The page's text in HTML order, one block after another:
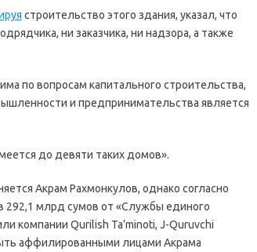
строительство этого здания, указал, что
ни заказчика, ни надзора, а также
по вопросам капитального строительства,
и предпринимательства является
до девяти таких домов».
Акрам Рахмонкулов, однако согласно
292,1 млрд сумов от «Службы единого
компании Qurilish Ta’minoti, J-Quruvchi
аффилированными лицами Акрама